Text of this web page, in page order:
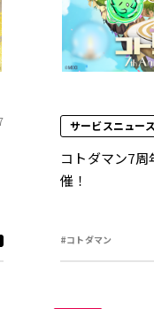
サービスニュース
コトダマン7
催！
#コトダマン